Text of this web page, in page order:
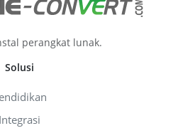
perangkat lunak.
Solusi
Integrasi